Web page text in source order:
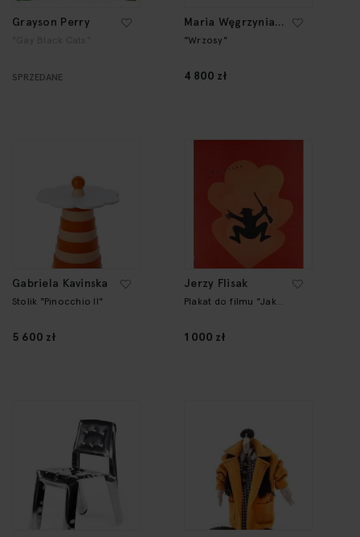
Grayson Perry
SPRZEDANE
Maria Węgrzyniak-
Szczepkowska
"Wrzosy"
4 800 zł
Gabriela Kavinska
Stolik "Pinocchio II"
5 600 zł
Jerzy Flisak
Plakat do filmu "Jak
"Uceczka"
1 000 zł